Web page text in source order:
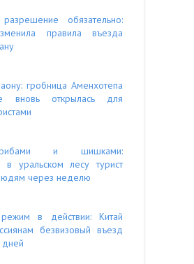
обязательно:
правила въезда
гробница Аменхотепа
вновь открылась для
и шишками:
в уральском лесу турист
через неделю
в действии: Китай
безвизовый въезд